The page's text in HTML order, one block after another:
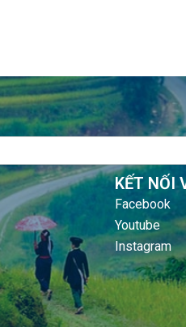
KẾT NỐI
Facebook
Youtube
Instagram